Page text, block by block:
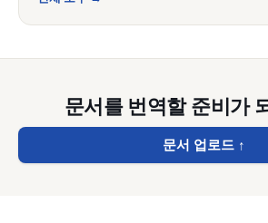
문서를 번역할 준비가
문서 업로드↑